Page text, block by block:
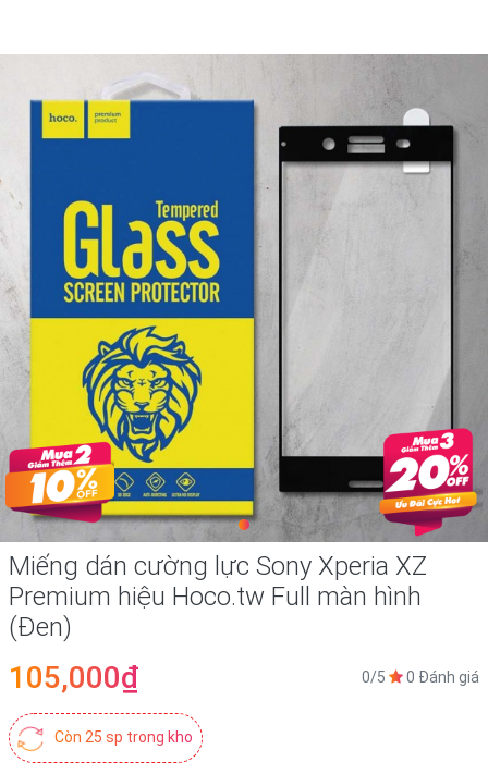
Miếng dán cường lực Sony Xperia XZ
Premium hiệu Hoco.tw Full màn hình
(Đen)
105,000₫ 0/5 0 Đánh giá
Còn 25 sp trong kho